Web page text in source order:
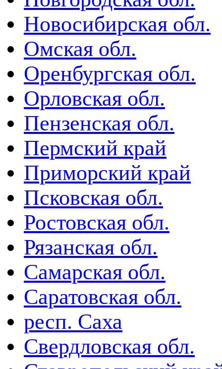
Новосибирская обл.
Омская обл.
Оренбургская обл.
Орловская обл.
Пензенская обл.
Пермский край
Приморский край
Псковская обл.
Ростовская обл.
Рязанская обл.
Самарская обл.
Саратовская обл.
респ. Саха
Свердловская обл.